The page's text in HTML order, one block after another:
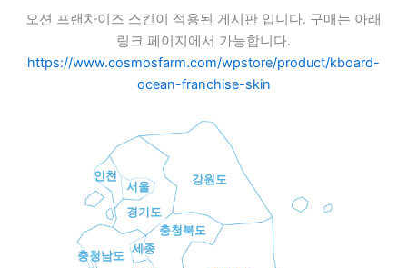
오션 프랜차이즈 스킨이 적용된 게시판 입니다. 구매는 아래
링크 페이지에서 가능합니다.
https://www.cosmosfarm.com/wpstore/product/kboard-
ocean-franchise-skin
인천
서울
경기도
강원도
충청북도
충청남도 세종